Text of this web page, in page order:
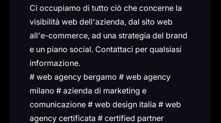
Ci occupiamo di tutto ciò che concerne la
visibilità web dell'azienda, dal sito web
all'e-commerce, ad una strategia del brand
e un piano social. Contattaci per qualsiasi
informazione.
# web agency bergamo # web agency
milano # azienda di marketing e
comunicazione # web design italia # web
agency certificata # certified partner